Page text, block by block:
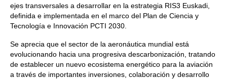
ejes transversales a desarrollar en la estrategia RIS3 Euskadi,
definida e implementada en el marco del Plan de Ciencia y
Tecnología e Innovación PCTI 2030.
Se aprecia que el sector de la aeronáutica mundial está
evolucionando hacia una progresiva descarbonización, tratando
de establecer un nuevo ecosistema energético para la aviación
a través de importantes inversiones, colaboración y desarrollo